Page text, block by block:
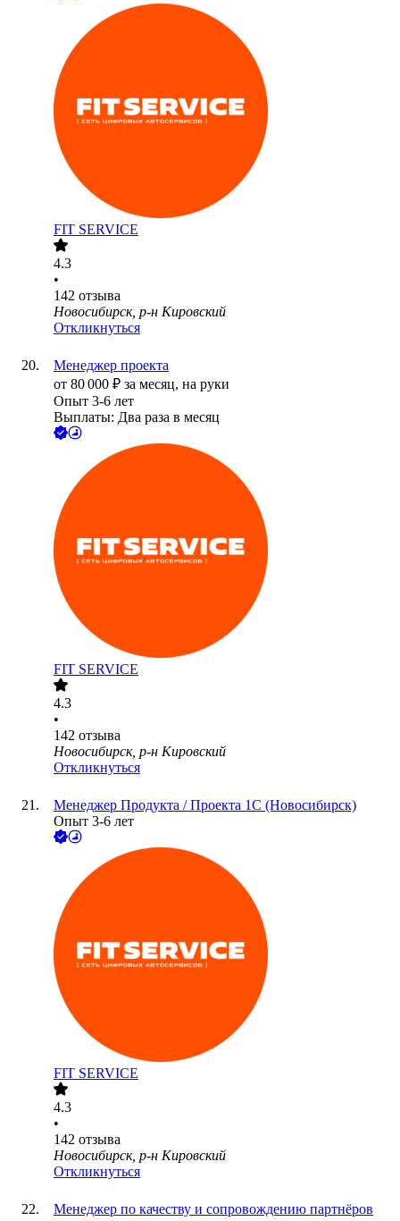
FIT SERVICE
4.3
•
142 отзыва
Новосибирск, р-н Кировский
Откликнуться
Менеджер проекта
от 80 000 ₽ за месяц, на руки
Опыт 3-6 лет
Выплаты: Два раза в месяц
FIT SERVICE
4.3
•
142 отзыва
Новосибирск, р-н Кировский
Откликнуться
Менеджер Продукта / Проекта 1С (Новосибирск)
Опыт 3-6 лет
FIT SERVICE
4.3
•
142 отзыва
Новосибирск, р-н Кировский
Откликнуться
Менеджер по качеству и сопровождению партнёров